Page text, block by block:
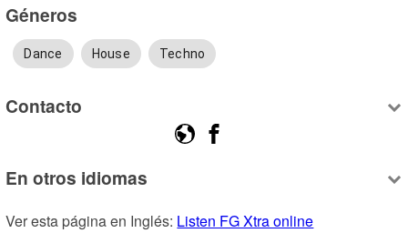
Géneros
Dance House Techno
Contacto
En otros idiomas
Ver esta página en Inglés: Listen FG Xtra online